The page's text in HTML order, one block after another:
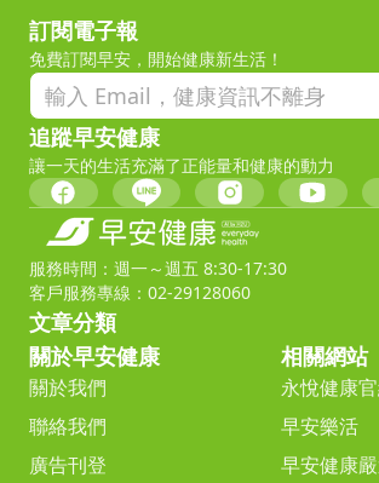
訂閱電子報
免費訂閱早安，開始健康新生活！
追蹤早安健康
讓一天的生活充滿了正能量和健康的動力
服務時間：週一～週五 8:30-17:30
客戶服務專線：02-29128060
文章分類
關於早安健康
關於我們
聯絡我們
廣告刊登
相關網站
永悅健康
早安樂活
早安健康